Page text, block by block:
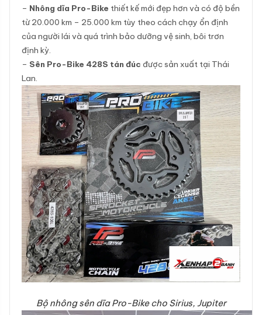
– Nhông dĩa Pro-Bike thiết kế mới đẹp hơn và có độ bền
từ 20.000 km – 25.000 km tùy theo cách chạy ổn định
của người lái và quá trình bảo dưỡng vệ sinh, bôi trơn
định kỳ.
– Sên Pro-Bike 428S tán đúc được sản xuất tại Thái
Lan.
Bộ nhông sên dĩa Pro-Bike cho Sirius, Jupiter